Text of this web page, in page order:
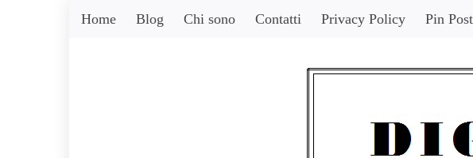
Skip
Home Blog Chi sono Contatti Privacy Policy Pin